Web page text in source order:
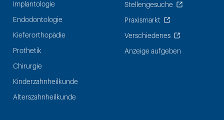
Implantologie
Endodontologie
Kieferorthopädie
Prothetik
Chirurgie
Kinderzahnheilkunde
Alterszahnheilkunde
Stellengesuche
Praxismarkt
Verschiedenes
Anzeige aufgeben